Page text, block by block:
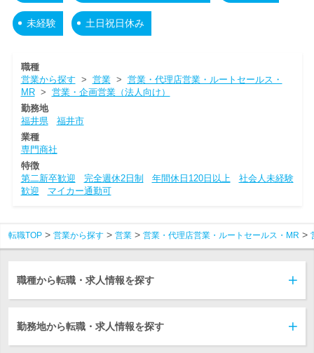
未経験 土日祝日休み
職種
営業から探す > 営業> 営業・代理店営業・ルートセールス・
MR> 営業・企画営業（法人向け）
勤務地
福井県
福井市
業種
専門商社
特徴
第二新卒歓迎
完全週休2日制 年間休日120日以上
社会人未経験
歓迎
マイカー通勤可
転職TOP 営業から探す 営業 営業・代理店営業・ルートセールス・MR
職種から転職・求人情報を探す
勤務地から転職・求人情報を探す